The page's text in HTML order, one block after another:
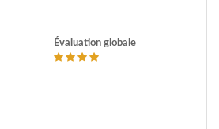
Évaluation globale